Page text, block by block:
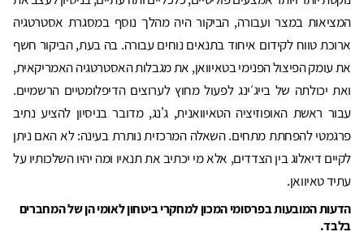
המציאות במצר ועבורה, הביקור היה מהלך נוסף במסגרת אסטרטגיה
ארוכת טווח לקידום איחוד בתנאים נוחים עבורה. בה בעת, הביקור חשף
את עומק הפיצול הפנימי בטאיוואן, את מגבלות האסטרטגיה האמריקאית,
ואת יכולתה של בייג׳ינג לפעול מחוץ לערוצים הדיפלומטיים הרשמיים.
עבור ראשת האופוזיציה הטאיוואנית, ג'נג, מדובר בניסיון להציע נתיב
פרגמטי להפחתת מתחים. השאלה המרכזית נותרת בעינה: לא האם ניתן
לקיים דיאלוג בין הצדדים, אלא מי יכתיב את תנאיו ומה יהיו השלכותיו על
עתיד טאיוואן.
הדעות המובעות בפרסומי המכון למחקרי ביטחון לאומי הן של המחברים
בלבד.